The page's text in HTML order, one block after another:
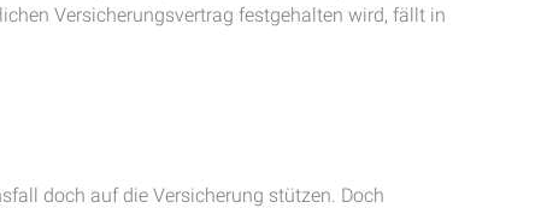
Versicherungsvertrag festgehalten wird, fällt in
doch auf die Versicherung stützen. Doch